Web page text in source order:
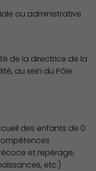
ou administrative
de la directrice de la
au sein du Pôle
des enfants de 0
et repérage,
etc.)